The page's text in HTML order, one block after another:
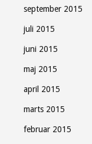
september 2015
juli 2015
juni 2015
maj 2015
april 2015
marts 2015
februar 2015